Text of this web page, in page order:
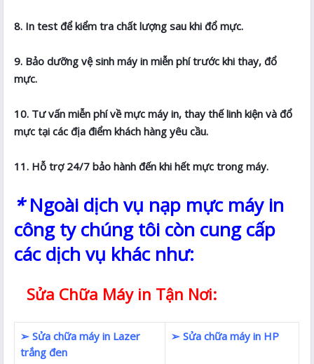
8. In test để kiểm tra chất lượng sau khi đổ mực.
9. Bảo dưỡng vệ sinh máy in miễn phí trước khi thay, đổ
mực.
10. Tư vấn miễn phí về mực máy in, thay thế linh kiện và đổ
mực tại các địa điểm khách hàng yêu cầu.
11. Hỗ trợ 24/7 bảo hành đến khi hết mực trong máy.
*Ngoài dịch vụ nạp mực máy in
công ty chúng tôi còn cung cấp
các dịch vụ khác như:
Sửa Chữa Máy in Tận Nơi:
➢ Sửa chữa máy in Lazer
trắng đen
➢ Sửa chữa máy in HP